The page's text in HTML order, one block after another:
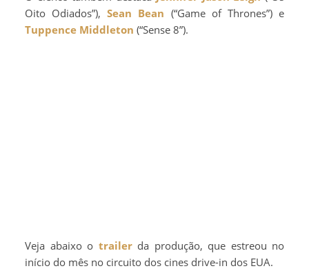
Oito Odiados”),Sean Bean (“Game of Thrones”) e
Tuppence Middleton (“Sense 8”).
Veja abaixo o trailerda produção, que estreou no
início do mês no circuito dos cines drive-in dos EUA.